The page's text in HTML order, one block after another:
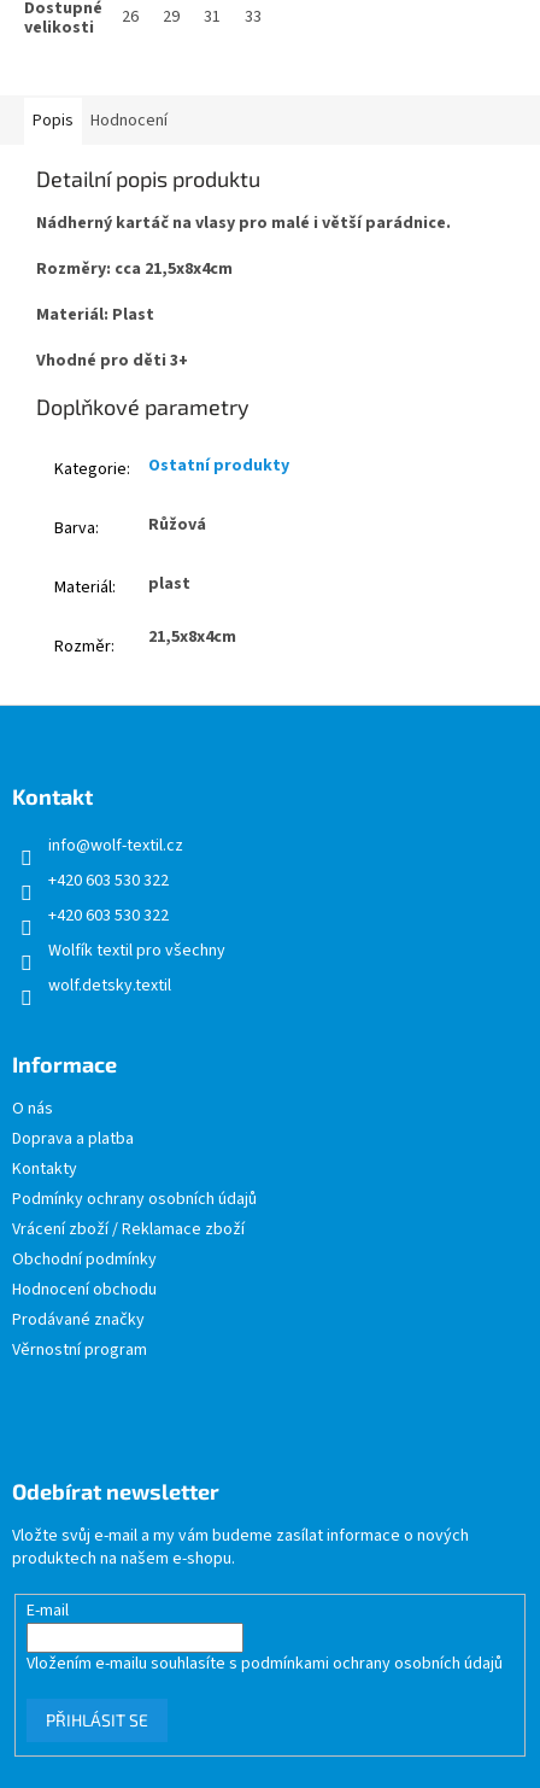
26 29 31 33
Popis Hodnocení
Detailní popis produktu
Nádherný kartáč na vlasy pro malé i větší parádnice.
Rozměry: cca 21,5x8x4cm
Materiál: Plast
Vhodné pro děti 3+
Doplňkové parametry
Kategorie: Ostatní produkty
Barva: Růžová
Materiál: plast
Rozměr: 21,5x8x4cm
Kontakt
info@wolf-textil.cz
+420 603 530 322
+420 603 530 322
Wolfík textil pro všechny
wolf.detsky.textil
Informace
O nás
Doprava a platba
Kontakty
Podmínky ochrany osobních údajů
Vrácení zboží / Reklamace zboží
Obchodní podmínky
Hodnocení obchodu
Prodávané značky
Věrnostní program
Odebírat newsletter
Vložte svůj e-mail a my vám budeme zasílat informace o nových
produktech na našem e-shopu.
E-mail
Vložením e-mailu souhlasíte s podmínkami ochrany osobních údajů
PŘIHLÁSIT SE